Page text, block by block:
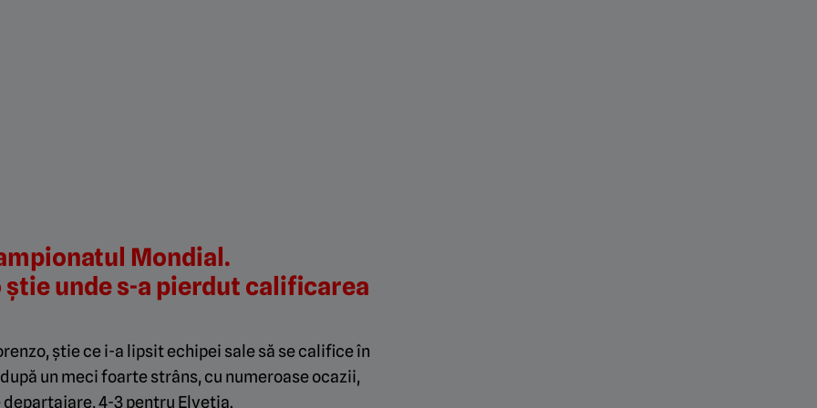
Mondial.
unde s-a pierdut calificarea
știe ce i-a lipsit echipei sale să se califice în
un meci foarte strâns, cu numeroase ocazii,
4-3 pentru Elveția.